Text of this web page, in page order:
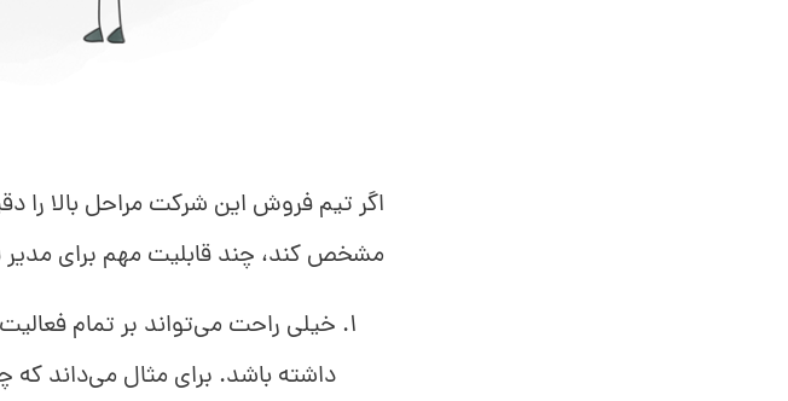
اگر تیم فروش این شرکت مراحل بالا را
مشخص کند، چند قابلیت مهم برای
خیلی راحت می‌تواند بر تمام
داشته باشد. برای مثال می‌داند که